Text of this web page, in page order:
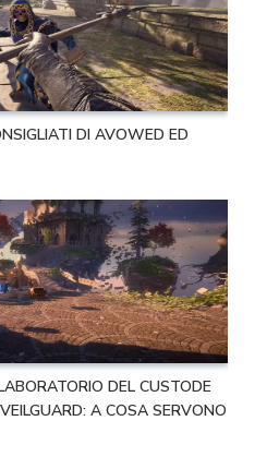
DI AVOWED ED
DEL CUSTODE
A COSA SERVONO